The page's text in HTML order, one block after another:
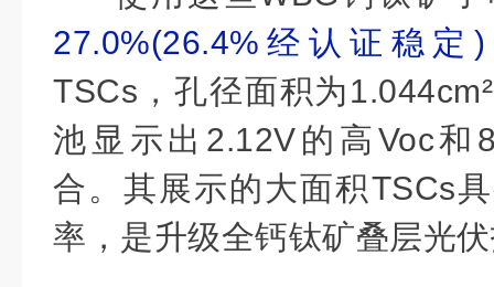
27.0%(26.4%经认证稳定)
TSCs，孔径面积为1.044cm²
池显示出2.12V的高Voc和
合。其展示的大面积TSCs
率，是升级全钙钛矿叠层光